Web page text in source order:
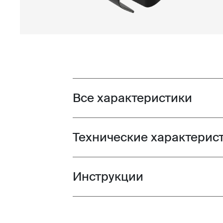
Toggle features
Все характеристики
Toggle techspec
Технические
Toggle guides and instructions
Инструкции